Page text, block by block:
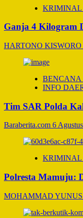
Ganja 4 Kilogram
HARTONO KISWORO
BENCANA
INFO
Tim SAR Polda
Baraberita.com 6
Polresta Mamuju:
MOHAMMAD YUNUS